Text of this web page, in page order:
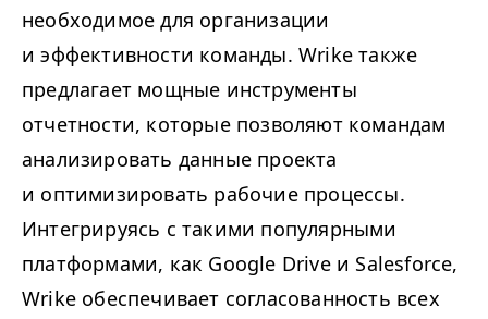
необходимое для организации
и эффективности команды. Wrike также
предлагает мощные инструменты
отчетности, которые позволяют командам
анализировать данные проекта
и оптимизировать рабочие процессы.
Интегрируясь с такими популярными
платформами, как Google Drive и Salesforce,
Wrike обеспечивает согласованность всех